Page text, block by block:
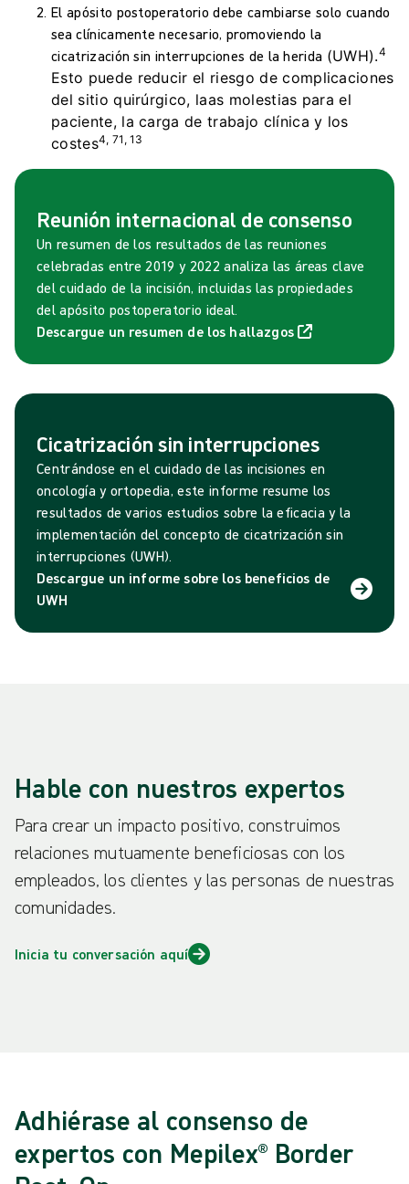
El apósito postoperatorio debe cambiarse solo cuando
sea clínicamente necesario, promoviendo la
cicatrización sin interrupciones de la herida (UWH).4
Esto puede reducir el riesgo de complicaciones
del sitio quirúrgico, laas molestias para el
paciente, la carga de trabajo clínica y los
costes4, 71, 13
Reunión internacional de consenso
Un resumen de los resultados de las reuniones
celebradas entre 2019 y 2022 analiza las áreas clave
del cuidado de la incisión, incluidas las propiedades
del apósito postoperatorio ideal.
Descargue un resumen de los hallazgos
Cicatrización sin interrupciones
Centrándose en el cuidado de las incisiones en
oncología y ortopedia, este informe resume los
resultados de varios estudios sobre la eficacia y la
implementación del concepto de cicatrización sin
interrupciones (UWH).
Descargue un informe sobre los beneficios de
UWH
Hable con nuestros expertos
Para crear un impacto positivo, construimos
relaciones mutuamente beneficiosas con los
empleados, los clientes y las personas de nuestras
comunidades.
Inicia tu conversación aquí
Adhiérase al consenso de
expertos con Mepilex® Border